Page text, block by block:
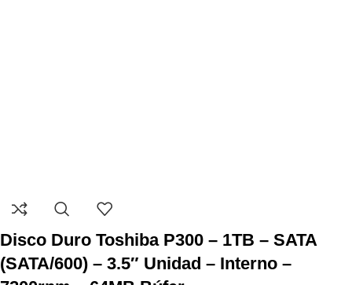
Disco Duro Toshiba P300 – 1TB – SATA
(SATA/600) – 3.5″ Unidad – Interno –